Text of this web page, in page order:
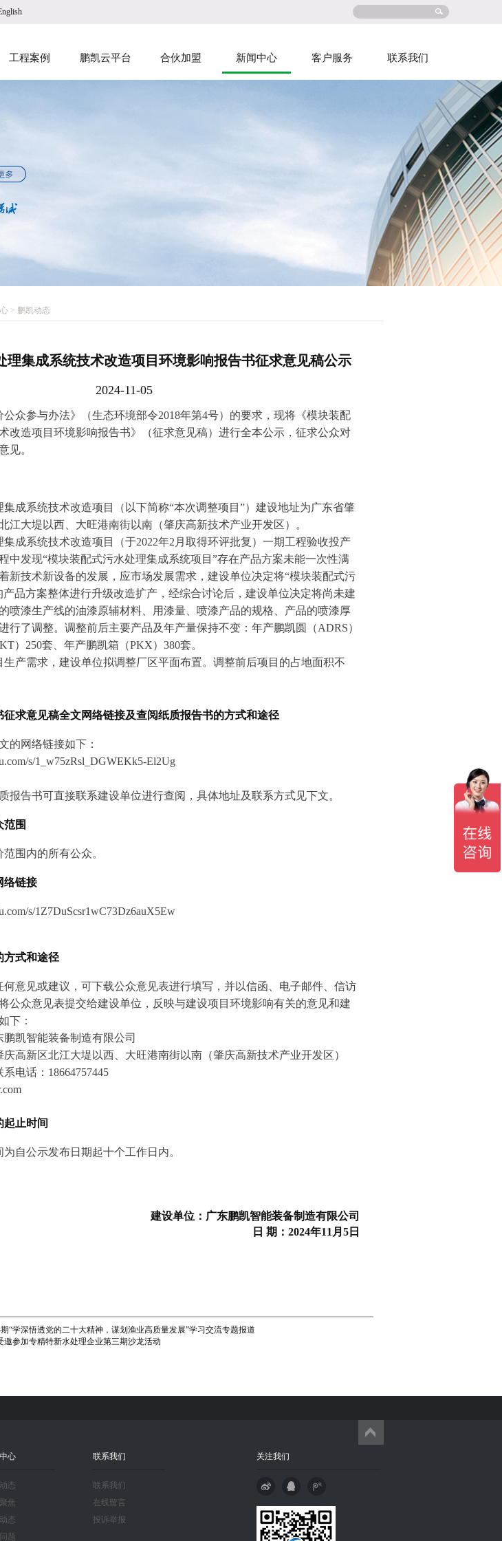
工程案例 鹏凯云平台 合伙加盟 新闻中心 客户服务 联系我们
1
> 鹏凯动态
理集成系统技术改造项目环境影响报告书征求意见稿公示
2024-11-05
众参与办法》（生态环境部令2018年第4号）的要求，现将《模块装配
改造项目环境影响报告书》（征求意见稿）进行全本公示，征求公众对
见。
成系统技术改造项目（以下简称“本次调整项目”）建设地址为广东省肇
江大堤以西、大旺港南街以南（肇庆高新技术产业开发区）。
成系统技术改造项目（于2022年2月取得环评批复）一期工程验收投产
中发现“模块装配式污水处理集成系统项目”存在产品方案未能一次性满
新技术新设备的发展，应市场发展需求，建设单位决定将“模块装配式污
产品方案整体进行升级改造扩产，经综合讨论后，建设单位决定将尚未建
喷漆生产线的油漆原辅材料、用漆量、喷漆产品的规格、产品的喷漆厚
行了调整。调整前后主要产品及年产量保持不变：年产鹏凯圆（ADRS）
）250套、年产鹏凯箱（PKX）380套。
生产需求，建设单位拟调整厂区平面布置。调整前后项目的占地面积不
征求意见稿全文网络链接及查阅纸质报告书的方式和途径
的网络链接如下：
s/1_w75zRsl_DGWEKk5-El2Ug
报告书可直接联系建设单位进行查阅，具体地址及联系方式见下文。
范围
围内的所有公众。
络链接
s/1Z7DuScsr1wC73Dz6auX5Ew
方式和途径
何意见或建议，可下载公众意见表进行填写，并以信函、电子邮件、信访
公众意见表提交给建设单位，反映与建设项目环境影响有关的意见和建
下：
凯智能装备制造有限公司
高新区北江大堤以西、大旺港南街以南（肇庆高新技术产业开发区）
电话：18664757445
起止时间
自公示发布日期起十个工作日内。
建设单位：广东鹏凯智能装备制造有限公司
日 期：2024年11月5日
期“学深悟透党的二十大精神，谋划渔业高质量发展”学习交流专题报道
邀参加专精特新水处理企业第三期沙龙活动
心
态
焦
态
题
联系我们
联系我们
在线留言
投诉举报
关注我们